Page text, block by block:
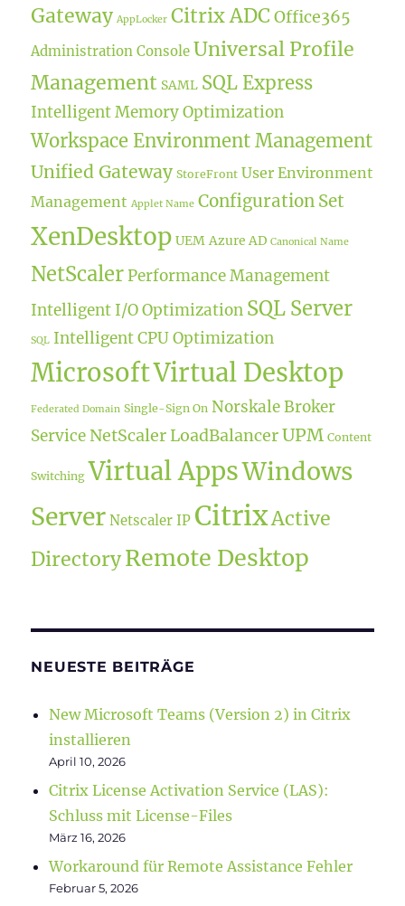
Gateway AppLocker Citrix ADC Office365
Administration Console Universal Profile
Management SAML SQL Express
Intelligent Memory Optimization
Workspace Environment Management
Unified Gateway StoreFront User Environment
Management Applet Name Configuration Set
XenDesktop UEM Azure AD Canonical Name
NetScaler Performance Management
Intelligent I/O Optimization SQL Server
SQL Intelligent CPU Optimization
MicrosoftVirtual Desktop
Federated Domain Single-Sign On Norskale Broker
Service NetScaler LoadBalancerUPM Content
Switching Virtual AppsWindows
Server Netscaler IP CitrixActive
DirectoryRemote Desktop
NEUESTE BEITRÄGE
New Microsoft Teams (Version 2) in Citrix
installieren
April 10, 2026
Citrix License Activation Service (LAS):
Schluss mit License-Files
März 16, 2026
Workaround für Remote Assistance Fehler
Februar 5, 2026